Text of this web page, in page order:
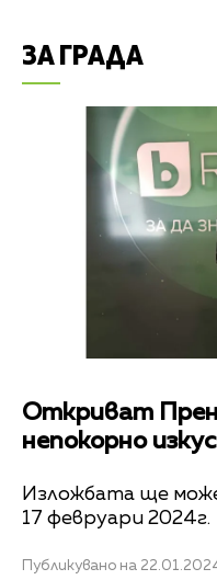
ЗА ГРАДА
Откриват
непокорно
Изложбата ще
17 февруари 2024г.
Публикувано на